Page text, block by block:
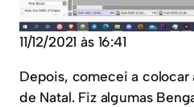
11/12/2021 às 16:41
Depois, comecei a colocar
de Natal. Fiz algumas